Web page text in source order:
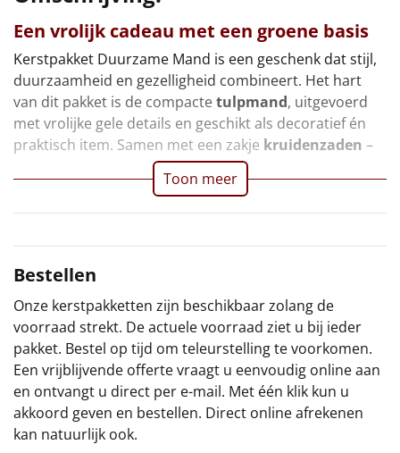
Alle artikelen
Overige
Ideeën
Personeel
Doe het zelf
Sinterklaaspakketten
Kerstgeschenken 2026
Relatiegeschenken
Cadeaubon
Per stuk
Een vrolijk cadeau met een groene basis
Kerstpakket Duurzame Mand is een geschenk dat stijl,
duurzaamheid en gezelligheid combineert. Het hart
van dit pakket is de compactetulpmand, uitgevoerd
met vrolijke gele details en geschikt als decoratief én
praktisch item. Samen met een zakje kruidenzaden –
Toon meer
Bestellen
Onze kerstpakketten zijn beschikbaar zolang de
voorraad strekt. De actuele voorraad ziet u bij ieder
pakket. Bestel op tijd om teleurstelling te voorkomen.
Een vrijblijvende offerte vraagt u eenvoudig online aan
en ontvangt u direct per e-mail. Met één klik kun u
akkoord geven en bestellen. Direct online afrekenen
kan natuurlijk ook.